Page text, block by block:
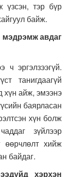
үзсэн, тэр бүр
байж.
мэдрэмж авдаг
танигдаагүй
хүн айж, эмээнэ
баярласан
хүн болж
зүйлээр
хийж
байдаг.
хэрхэн